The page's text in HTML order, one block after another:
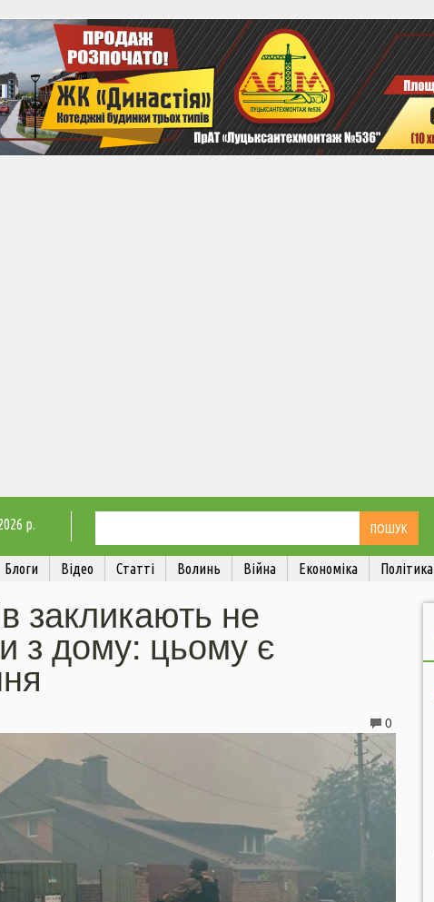
р.
Блоги Відео Статті Волинь Війна Економіка Політика
закликають не
з дому: цьому є
0